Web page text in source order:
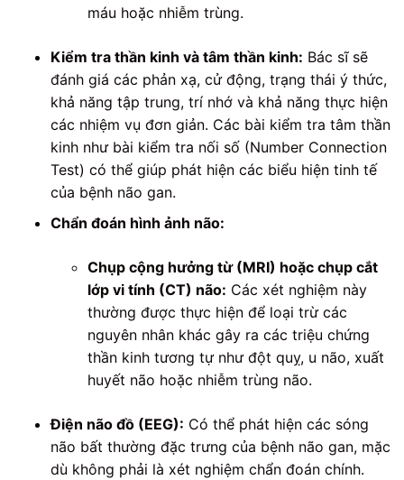
máu hoặc nhiễm trùng.
Kiểm tra thần kinh và tâm thần kinh: Bác sĩ sẽ
đánh giá các phản xạ, cử động, trạng thái ý thức,
khả năng tập trung, trí nhớ và khả năng thực hiện
các nhiệm vụ đơn giản. Các bài kiểm tra tâm thần
kinh như bài kiểm tra nối số (Number Connection
Test) có thể giúp phát hiện các biểu hiện tinh tế
của bệnh não gan.
Chẩn đoán hình ảnh não:
Chụp cộng hưởng từ (MRI) hoặc chụp cắt
lớp vi tính (CT) não: Các xét nghiệm này
thường được thực hiện để loại trừ các
nguyên nhân khác gây ra các triệu chứng
thần kinh tương tự như đột quỵ, u não, xuất
huyết não hoặc nhiễm trùng não.
Điện não đồ (EEG): Có thể phát hiện các sóng
não bất thường đặc trưng của bệnh não gan, mặc
dù không phải là xét nghiệm chẩn đoán chính.